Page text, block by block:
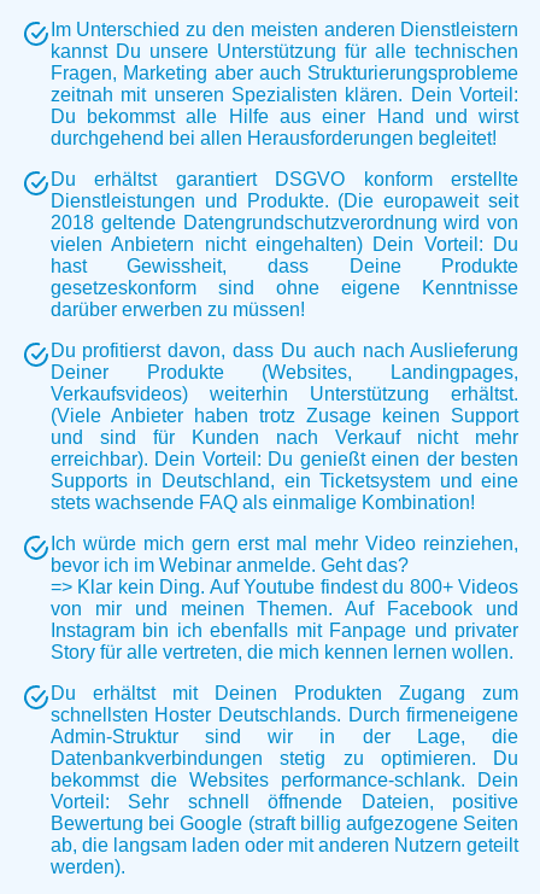
Im Unterschied zu den meisten anderen Dienstleistern
kannst Du unsere Unterstützung für alle technischen
Fragen, Marketing aber auch Strukturierungsprobleme
zeitnah mit unseren Spezialisten klären. Dein Vorteil:
Du bekommst alle Hilfe aus einer Hand und wirst
durchgehend bei allen Herausforderungen begleitet!
Du erhältst garantiert DSGVO konform erstellte
Dienstleistungen und Produkte. (Die europaweit seit
2018 geltende Datengrundschutzverordnung wird von
vielen Anbietern nicht eingehalten) Dein Vorteil: Du
hast Gewissheit, dass Deine Produkte
gesetzeskonform sind ohne eigene Kenntnisse
darüber erwerben zu müssen!
Du profitierst davon, dass Du auch nach Auslieferung
Deiner Produkte (Websites, Landingpages,
Verkaufsvideos) weiterhin Unterstützung erhältst.
(Viele Anbieter haben trotz Zusage keinen Support
und sind für Kunden nach Verkauf nicht mehr
erreichbar). Dein Vorteil: Du genießt einen der besten
Supports in Deutschland, ein Ticketsystem und eine
stets wachsende FAQ als einmalige Kombination!
Ich würde mich gern erst mal mehr Video reinziehen,
bevor ich im Webinar anmelde. Geht das?
=> Klar kein Ding. Auf Youtube findest du 800+ Videos
von mir und meinen Themen. Auf Facebook und
Instagram bin ich ebenfalls mit Fanpage und privater
Story für alle vertreten, die mich kennen lernen wollen.
Du erhältst mit Deinen Produkten Zugang zum
schnellsten Hoster Deutschlands. Durch firmeneigene
Admin-Struktur sind wir in der Lage, die
Datenbankverbindungen stetig zu optimieren. Du
bekommst die Websites performance-schlank. Dein
Vorteil: Sehr schnell öffnende Dateien, positive
Bewertung bei Google (straft billig aufgezogene Seiten
ab, die langsam laden oder mit anderen Nutzern geteilt
werden).